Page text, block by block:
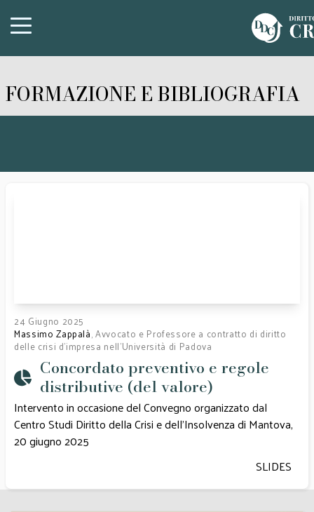
FORMAZIONE E BIBLIOGRAFIA
24 Giugno 2025
Massimo Zappalà, Avvocato e Professore a contratto di diritto
delle crisi d'impresa nell'Università di Padova
Concordato preventivo e regole
distributive (del valore)
Intervento in occasione del Convegno organizzato dal
Centro Studi Diritto della Crisi e dell'Insolvenza di Mantova,
20 giugno 2025
SLIDES